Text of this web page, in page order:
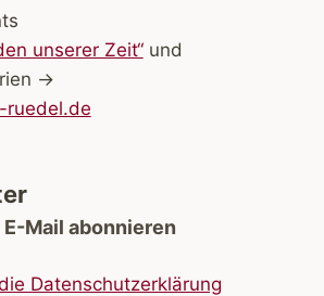
unserer Zeit“und
→
ruedel.de
Mail abonnieren
Datenschutzerklärung